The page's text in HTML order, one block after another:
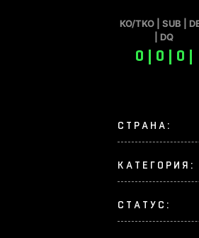
КО/TKO | SUB |
| DQ
0 | 0 | 0 |
СТРАНА:
КАТЕГОРИЯ:
СТАТУС: